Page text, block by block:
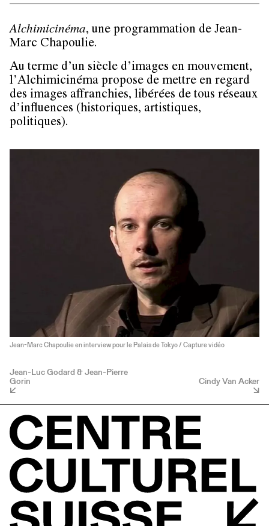
Alchimicinéma, une programmation de Jean-
Marc Chapoulie.
Au terme d’un siècle d’images en mouvement,
l’Alchimicinéma propose de mettre en regard
des images affranchies, libérées de tous réseaux
d’influences (historiques, artistiques,
politiques).
Jean-Marc Chapoulie en interview pour le Palais de Tokyo / Capture vidéo
Jean-Luc Godard & Jean-Pierre
Gorin Cindy Van Acker